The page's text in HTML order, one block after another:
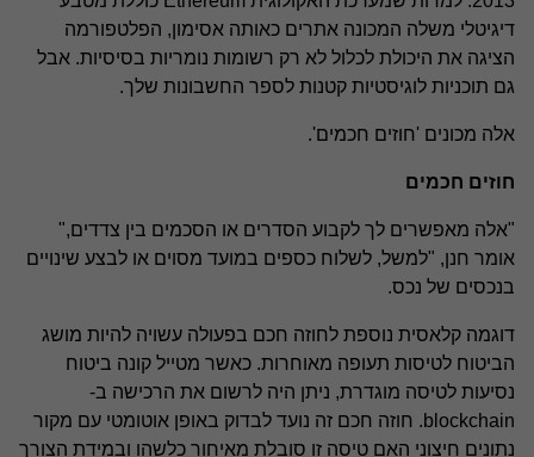
דיגיטלי משלה המכונה אתרים כאותה אסימון, הפלטפורמה
הציגה את היכולת לכלול לא רק רשומות נומריות בסיסיות. אבל
גם תוכניות לוגיסטיות קטנות לספר החשבונות שלך.
אלה מכונים 'חוזים חכמים'.
חוזים חכמים
"אלה מאפשרים לך לקבוע הסדרים או הסכמים בין צדדים,"
אומר חנן, "למשל, לשלוח כספים במועד מסוים או לבצע שינויים
בנכסים של נכס.
דוגמה קלאסית נוספת לחוזה חכם בפעולה עשויה להיות מושג
הביטוח לטיסות תעופה מאוחרות. כאשר מטייל קונה ביטוח
נסיעות לטיסה מוגדרת, ניתן היה לרשום את הרכישה ב-
blockchain. חוזה חכם זה נועד לבדוק באופן אוטומטי עם מקור
נתונים חיצוני האם טיסה זו סובלת מאיחור כלשהו ובמידת הצורך